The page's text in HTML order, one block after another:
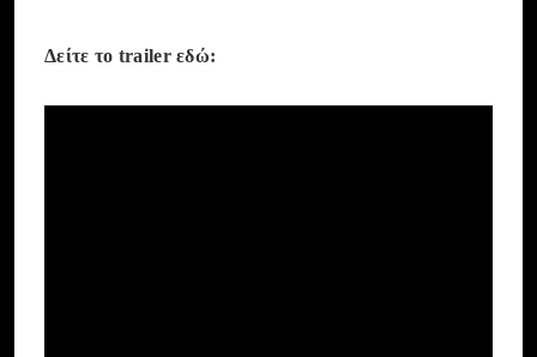
Δείτε το trailer εδώ: